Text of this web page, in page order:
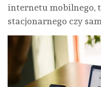
internetu mobilnego,
stacjonarnego czy